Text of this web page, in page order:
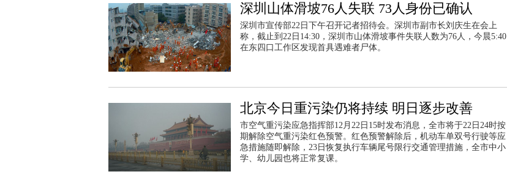
深圳山体滑坡76人失联 73人身份已确认
深圳市宣传部22日下午召开记者招待会。深圳市副市长刘庆生在会上
称，截止到22日14:30，深圳市山体滑坡事件失联人数为76人，今晨5:40
在东四口工作区发现首具遇难者尸体。
北京今日重污染仍将持续 明日逐步改善
市空气重污染应急指挥部12月22日15时发布消息，全市将于22日24时按
期解除空气重污染红色预警。红色预警解除后，机动车单双号行驶等应
急措施随即解除，23日恢复执行车辆尾号限行交通管理措施，全市中小
学、幼儿园也将正常复课。